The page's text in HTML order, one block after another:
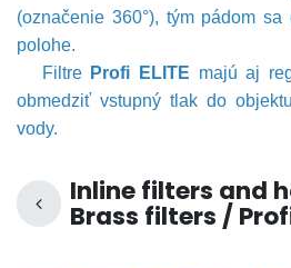
(označenie 360°), tým pádom
polohe.
Filtre Profi ELITE majú aj
obmedziť vstupný tlak do
vody.
Inline filters and
Brass filters /